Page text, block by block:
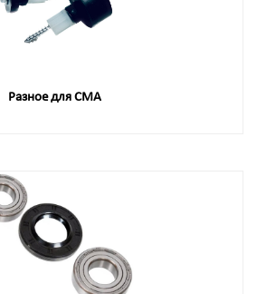
Разное для СМА